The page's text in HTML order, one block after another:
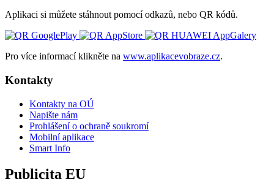
Aplikaci si můžete stáhnout pomocí odkazů, nebo QR kódů.
Pro více informací klikněte na www.aplikacevobraze.cz.
Kontakty
Kontakty na OÚ
Napište nám
Prohlášení o ochraně soukromí
Mobilní aplikace
Smart Info
Publicita EU